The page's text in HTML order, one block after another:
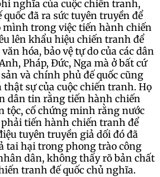
nghĩa của cuộc chiến tranh,
quốc đã ra sức tuyên truyền để
mình trong việc tiến hành chiến
lên khẩu hiệu chiến tranh để
hóa, bảo vệ tự do của các dân
Pháp, Đức, Nga mà ở bất cứ
và chính phủ đế quốc cũng
thật sự của cuộc chiến tranh. Họ
dân tin rằng tiến hành chiến
tộc, cố chứng minh rằng nước
tiến hành chiến tranh để
tuyên truyền giả dối đó đã
tai hại trong phong trào công
dân, không thấy rõ bản chất
tranh đế quốc chủ nghĩa.